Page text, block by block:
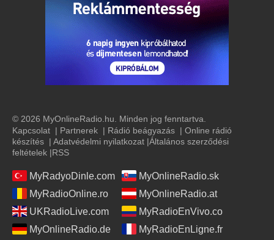
© 2026 MyOnlineRadio.hu. Minden jog fenntartva.
Kapcsolat | Partnerek | Rádió beágyazás | Online rádió
készítés | Adatvédelmi nyilatkozat |Általános szerződési
feltételek |RSS
MyRadyoDinle.com
MyOnlineRadio.sk
MyRadioOnline.ro
MyOnlineRadio.at
UKRadioLive.com
MyRadioEnVivo.co
MyOnlineRadio.de
MyRadioEnLigne.fr